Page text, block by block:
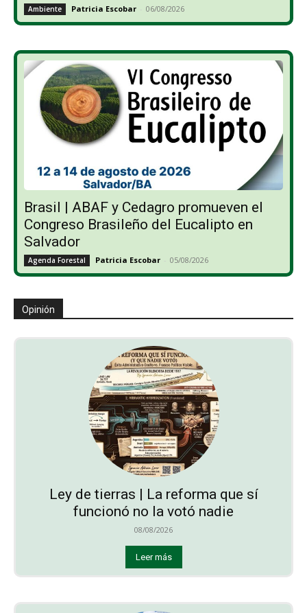
Ambiente Patricia Escobar - 06/08/2026
Brasil | ABAF y Cedagro promueven el
Congreso Brasileño del Eucalipto en
Salvador
Agenda Forestal Patricia Escobar - 05/08/2026
Opinión
Ley de tierras | La reforma que sí
funcionó no la votó nadie
08/08/2026
Leer más